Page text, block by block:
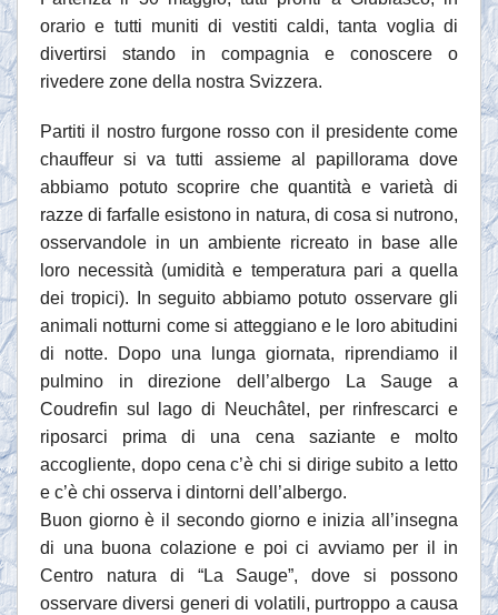
orario e tutti muniti di vestiti caldi, tanta voglia di
divertirsi stando in compagnia e conoscere o
rivedere zone della nostra Svizzera.
Partiti il nostro furgone rosso con il presidente come
chauffeur si va tutti assieme al papillorama dove
abbiamo potuto scoprire che quantità e varietà di
razze di farfalle esistono in natura, di cosa si nutrono,
osservandole in un ambiente ricreato in base alle
loro necessità (umidità e temperatura pari a quella
dei tropici). In seguito abbiamo potuto osservare gli
animali notturni come si atteggiano e le loro abitudini
di notte. Dopo una lunga giornata, riprendiamo il
pulmino in direzione dell’albergo La Sauge a
Coudrefin sul lago di Neuchâtel, per rinfrescarci e
riposarci prima di una cena saziante e molto
accogliente, dopo cena c’è chi si dirige subito a letto
e c’è chi osserva i dintorni dell’albergo.
Buon giorno è il secondo giorno e inizia all’insegna
di una buona colazione e poi ci avviamo per il in
Centro natura di “La Sauge”, dove si possono
osservare diversi generi di volatili, purtroppo a causa